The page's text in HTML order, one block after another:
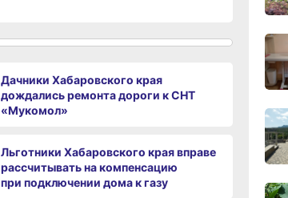
Дачники Хабаровского края
дождались ремонта дороги к СНТ
«Мукомол»
Льготники Хабаровского края вправе
рассчитывать на компенсацию
при подключении дома к газу
11:43,
вчера